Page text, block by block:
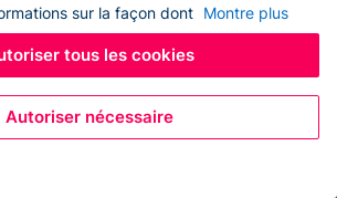
sur la façon dont Montre plus
tous les cookies
Autoriser nécessaire